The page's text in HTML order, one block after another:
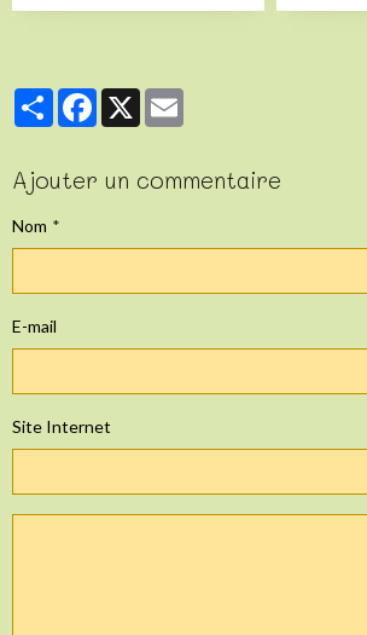
PartagerFacebook
X
Ajouter un commentaire
Nom
E-mail
Site Internet